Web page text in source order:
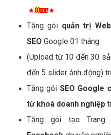
Tặng gói quản trị
SEO Google 01 tháng
(Upload từ 10 đến 30
đến 5 slider ảnh động)
Tặng gói SEO Google
từ khoá doanh nghiệp
Tặng gói tạo Trang